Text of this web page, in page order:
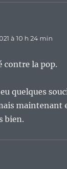
à 10 h 24 min
contre la pop.
quelques
maintenant
bien.